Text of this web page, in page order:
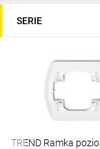
SERIE
TREND Ramka